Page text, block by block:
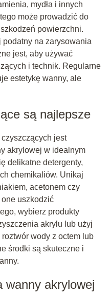
mydła i innych
może prowadzić do
powierzchni.
podatny na zarysowania
jest, aby używać
i technik. Regularne
estetykę wanny, ale
są najlepsze
jest
akrylowej w idealnym
delikatne detergenty,
chemikaliów. Unikaj
acetonem czy
uszkodzić
wybierz produkty
akrylu lub użyj
wody z octem lub
środki są skuteczne i
wanny akrylowej